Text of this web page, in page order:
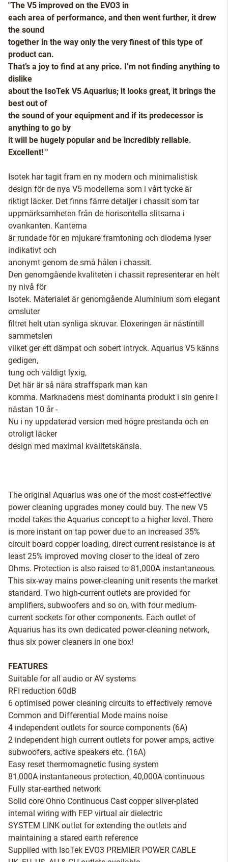
"The V5 improved on the EVO3 in
each area of performance, and then went further, it drew
the sound
together in the way only the very finest of this type of
product can.
That’s a joy to find at any price. I’m not finding anything to
dislike
about the IsoTek V5 Aquarius; it looks great, it brings the
best out of
the sound of your equipment and if its predecessor is
anything to go by
it will be hugely popular and be incredibly reliable.
Excellent! "
Isotek har tagit fram en ny modern och minimalistisk
design för de nya V5 modellerna som i vårt tycke är
riktigt läcker. Det finns färrre detaljer i chassit som tar
uppmärksamheten från de horisontella slitsarna i
ovankanten. Kanterna
är rundade för en mjukare framtoning och dioderna lyser
indikativt och
anonymt genom de små hålen i chassit.
Den genomgående kvaliteten i chassit representerar en helt
ny nivå för
Isotek. Materialet är genomgående Aluminium som elegant
omsluter
filtret helt utan synliga skruvar. Eloxeringen är nästintill
sammetslen
vilket ger ett dämpat och sobert intryck. Aquarius V5 känns
gedigen,
tung och väldigt lyxig,
Det här är så nära straffspark man kan
komma. Marknadens mest dominanta produkt i sin genre i
nästan 10 år -
Nu i ny uppdaterad version med högre prestanda och en
otroligt läcker
design med maximal kvalitetskänsla.
The original Aquarius was one of the most cost-effective
power cleaning upgrades money could buy. The new V5
model takes the Aquarius concept to a higher level. There
is more instant on tap power due to an increased 35%
circuit board copper loading, direct current resistance is at
least 25% improved moving closer to the ideal of zero
Ohms. Protection is also raised to 81,000A instantaneous.
This six-way mains power-cleaning unit resents the market
standard. Two high-current outlets are provided for
amplifiers, subwoofers and so on, with four medium-
current sockets for other components. Each outlet of
Aquarius has its own dedicated power-cleaning network,
thus six power cleaners in one box!
FEATURES
Suitable for all audio or AV systems
RFI reduction 60dB
6 optimised power cleaning circuits to effectively remove
Common and Differential Mode mains noise
4 independent outlets for source components (6A)
2 independent high current outlets for power amps, active
subwoofers, active speakers etc. (16A)
Easy reset thermomagnetic fusing system
81,000A instantaneous protection, 40,000A continuous
Fully star-earthed network
Solid core Ohno Continuous Cast copper silver-plated
internal wiring with FEP virtual air dielectric
SYSTEM LINK outlet for extending the outlets and
maintaining a stared earth reference
Supplied with IsoTek EVO3 PREMIER POWER CABLE